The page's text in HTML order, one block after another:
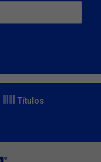
Títulos